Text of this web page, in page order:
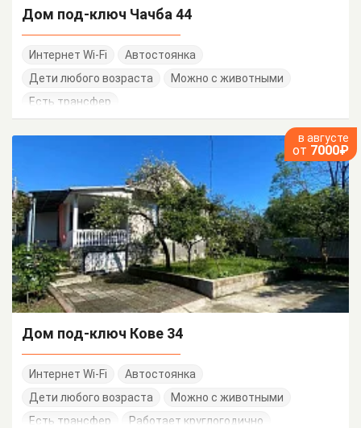
Дом под-ключ Чачба 44
Интернет Wi-Fi
Автостоянка
Дети любого возраста
Можно с животными
Есть трансфер
в августе
от 7000₽
Дом под-ключ Кове 34
Интернет Wi-Fi
Автостоянка
Дети любого возраста
Можно с животными
Есть трансфер
Работает круглогодично